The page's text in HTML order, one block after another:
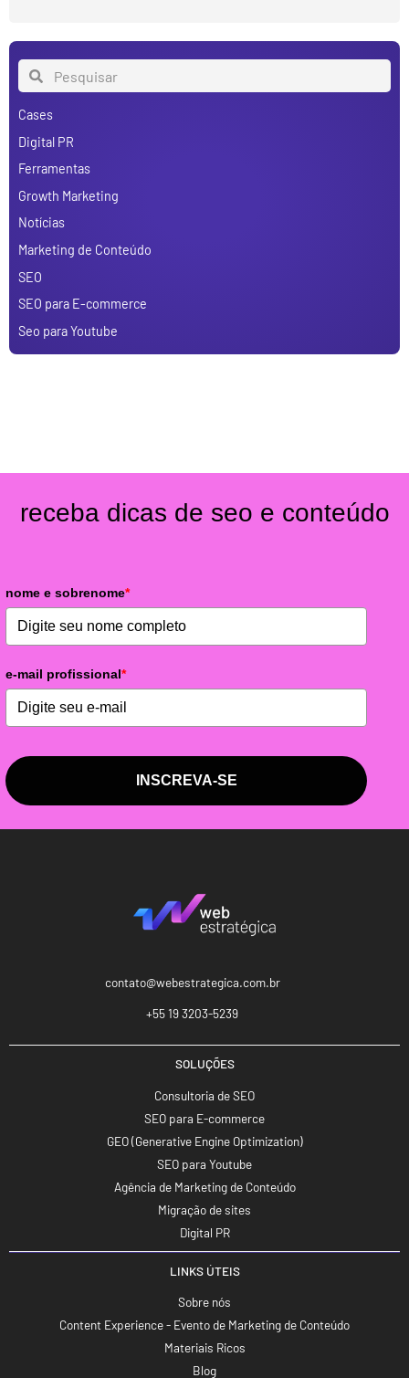
Cases
Digital PR
Ferramentas
Growth Marketing
Notícias
Marketing de Conteúdo
SEO
SEO para E-commerce
Seo para Youtube
receba dicas de seo e conteúdo
nome e sobrenome*
e-mail profissional*
INSCREVA-SE
contato@webestrategica.com.br
+55 19 3203-5239
SOLUÇÕES
Consultoria de SEO
SEO para E-commerce
GEO (Generative Engine Optimization)
SEO para Youtube
Agência de Marketing de Conteúdo
Migração de sites
Digital PR
LINKS ÚTEIS
Sobre nós
Content Experience - Evento de Marketing de Conteúdo
Materiais Ricos
Blog